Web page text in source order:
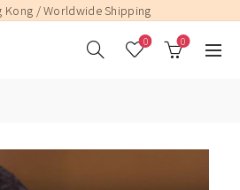
Kong / Worldwide Shipping
0 0